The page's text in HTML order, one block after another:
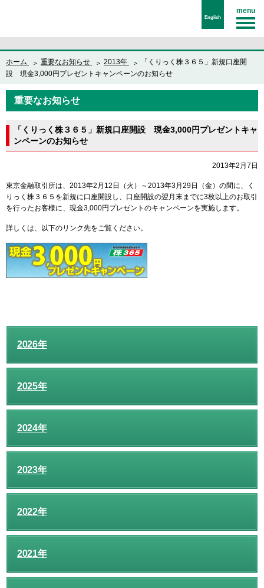
English
ホーム 重要なお知らせ 2013年
「くりっく株３６５」新規口座開
設 現金3,000円プレゼントキャンペーンのお知らせ
重要なお知らせ
「くりっく株３６５」新規口座開設 現金3,000円プレゼントキャ
ンペーンのお知らせ
2013年2月7日
東京金融取引所は、2013年2月12日（火）～2013年3月29日（金）の間に、く
りっく株３６５を新規に口座開設し、口座開設の翌月末までに3枚以上のお取引
を行ったお客様に、現金3,000円プレゼントのキャンペーンを実施します。
詳しくは、以下のリンク先をご覧ください。
2026年
2025年
2024年
2023年
2022年
2021年
menu